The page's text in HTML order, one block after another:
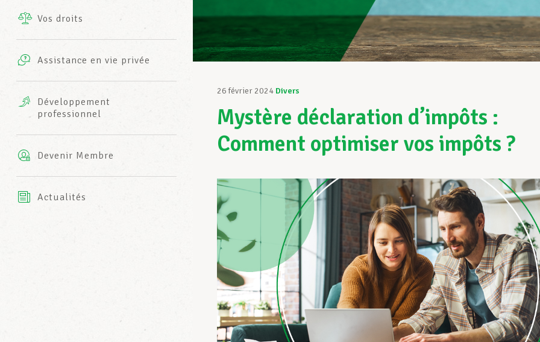
INFO-CENTER
Vos droits
Assistance en vie privée
complémentaires
AXA
Développement
professionnel
Devenir Membre
Actualités
26 février 2024 Divers
Mystère déclaration d’impôts :
Comment optimiser vos impôts ?